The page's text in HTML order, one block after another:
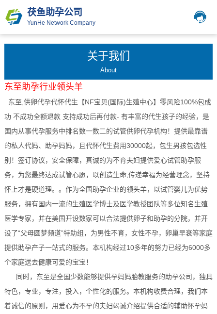
茯鱼助孕公司
YunHe Network Company
关于我们
About
东至助孕行业领头羊
东至,供卵代孕代怀代生【NF宝贝(国际)生殖中心】零风险100%包成
功 不成功全额退款 支持成功后再付款- 有丰富的代生孩子的经验，是
国内从事代孕服务中排名数一数二的试管供卵代孕机构！提供最靠谱
的私人代妈、助孕妈妈，且代怀代生费用30000起，包生男孩包选性
别！签订协议，安全保障，真诚的为不育夫妇提供爱心试管助孕服
务，为您最终达成试管心愿，以创造生命,传递幸福为经营理念，坚持
怀上才是硬道理。。作为全国助孕企业的领头羊，以试管婴儿为优势
服务，拥有国内一流的生殖医学博士及医学教授团队等多位知名生殖
医学专家，并在美国开设数家可以合法提供卵子和助孕的分院，并开
设了“父母圆梦频道”特助组，为男性不育，女性不孕，卵巢早衰等家庭
提供助孕产子一站式的服务。本机构经过10多年的努力已经为6000多
个家庭送去健康可爱的宝宝！
同时，东至是全国少数能够提供孕妈妈胎教服务的助孕公司，独具
特色，专业，专注，投入，个性化的服务。本机构收费合理，我们本
着诚信的原则，用爱心为不孕的夫妇竭诚介绍提供合适的辅助怀孕妈